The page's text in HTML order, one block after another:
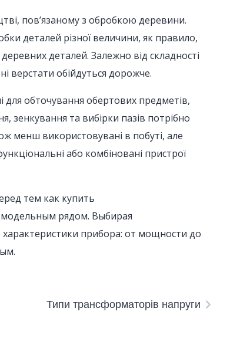
пов’язаному з обробкою деревини.
деталей різної величини, як правило,
деталей. Залежно від складності
верстати обійдуться дорожче.
для обточування обертових предметів,
зенкування та вибірки пазів потрібно
менш використовувані в побуті, але
або комбіновані пристрої
тем как купить
модельным рядом. Выбирая
прибора: от мощности до
Типи трансформаторів напруги